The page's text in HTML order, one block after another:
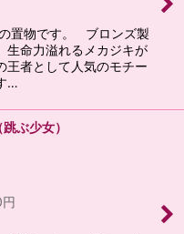
置物です。 ブロンズ製
生命力溢れるメカジキが
王者として人気のモチー
…
ぶ少女）
円